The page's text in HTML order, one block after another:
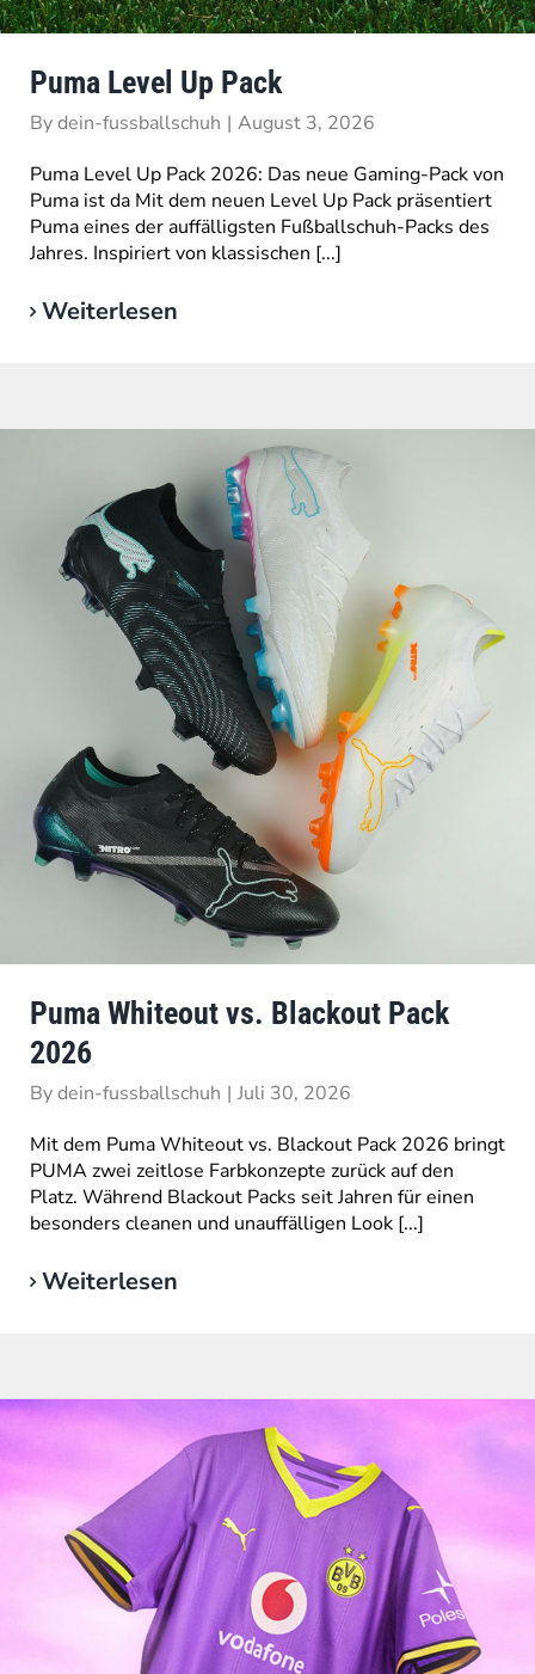
Puma Level Up Pack
Bydein-fussballschuh | August 3, 2026
Puma Level Up Pack 2026: Das neue Gaming-Pack von
Puma ist da Mit dem neuen Level Up Pack präsentiert
Puma eines der auffälligsten Fußballschuh-Packs des
Jahres. Inspiriert von klassischen [...]
Weiterlesen
Puma Whiteout vs. Blackout Pack
2026
Bydein-fussballschuh | Juli 30, 2026
Mit dem Puma Whiteout vs. Blackout Pack 2026 bringt
PUMA zwei zeitlose Farbkonzepte zurück auf den
Platz. Während Blackout Packs seit Jahren für einen
besonders cleanen und unauffälligen Look [...]
Weiterlesen